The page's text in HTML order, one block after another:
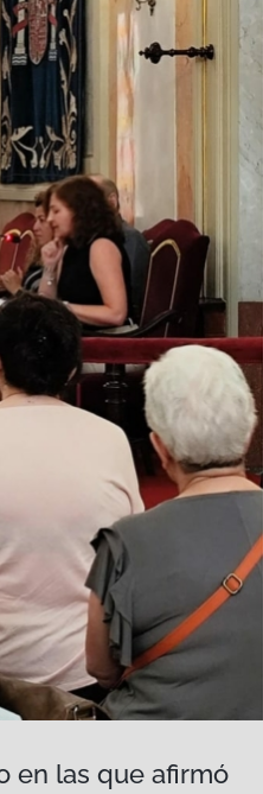
en las que afirmó